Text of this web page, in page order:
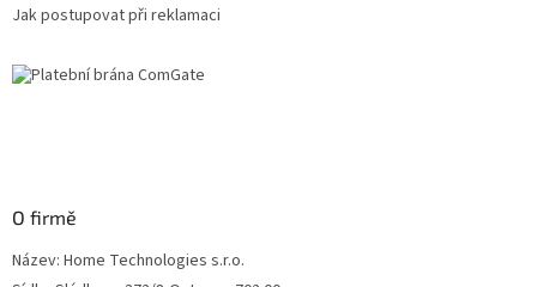
Jak postupovat při reklamaci
O firmě
Název: Home Technologies s.r.o.